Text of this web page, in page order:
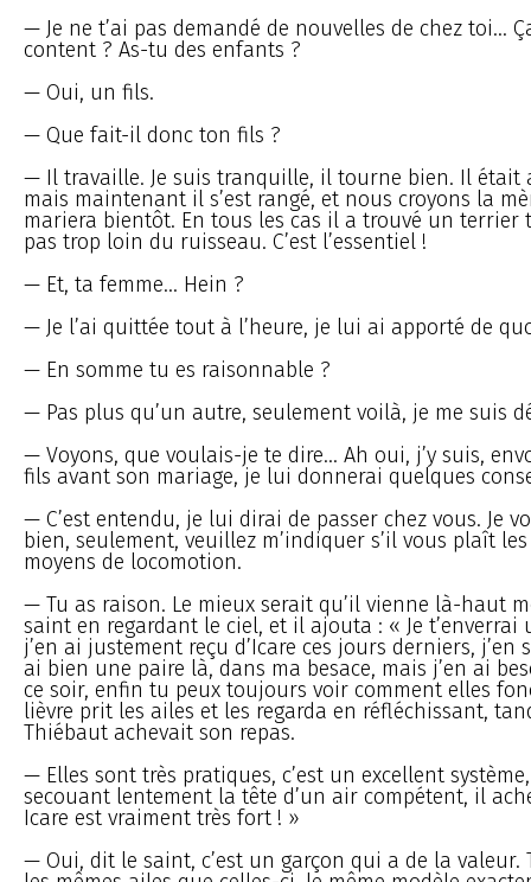
— Je ne t’ai pas demandé de nouvelles de chez toi...
content ? As-tu des enfants ?
— Oui, un fils.
— Que fait-il donc ton fils ?
— Il travaille. Je suis tranquille, il tourne bien. Il était
mais maintenant il s’est rangé, et nous croyons la
mariera bientôt. En tous les cas il a trouvé un terrier
pas trop loin du ruisseau. C’est l’essentiel !
— Et, ta femme... Hein ?
— Je l’ai quittée tout à l’heure, je lui ai apporté de
— En somme tu es raisonnable ?
— Pas plus qu’un autre, seulement voilà, je me suis
— Voyons, que voulais-je te dire... Ah oui, j’y suis,
fils avant son mariage, je lui donnerai quelques
— C’est entendu, je lui dirai de passer chez vous. Je
bien, seulement, veuillez m’indiquer s’il vous plaît
moyens de locomotion.
— Tu as raison. Le mieux serait qu’il vienne là-haut
saint en regardant le ciel, et il ajouta : « Je t’enverrai
j’en ai justement reçu d’Icare ces jours derniers, j’en
ai bien une paire là, dans ma besace, mais j’en ai
ce soir, enfin tu peux toujours voir comment elles
lièvre prit les ailes et les regarda en réfléchissant,
Thiébaut achevait son repas.
— Elles sont très pratiques, c’est un excellent
secouant lentement la tête d’un air compétent, il
Icare est vraiment très fort ! »
— Oui, dit le saint, c’est un garçon qui a de la valeur.